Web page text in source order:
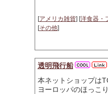
[アメリカ雑貨] [洋食器・
[その他]
透明飛行船
本ネットショップは
ヨーロッパのほっこ